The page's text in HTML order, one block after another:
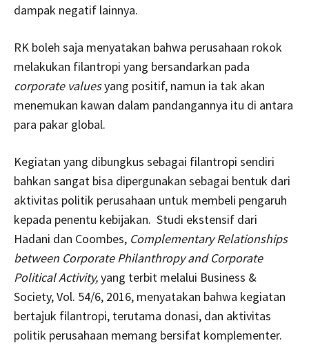
dampak negatif lainnya.
RK boleh saja menyatakan bahwa perusahaan rokok
melakukan filantropi yang bersandarkan pada
corporate valuesyang positif, namun ia tak akan
menemukan kawan dalam pandangannya itu di antara
para pakar global.
Kegiatan yang dibungkus sebagai filantropi sendiri
bahkan sangat bisa dipergunakan sebagai bentuk dari
aktivitas politik perusahaan untuk membeli pengaruh
kepada penentu kebijakan. Studi ekstensif dari
Hadani dan Coombes, Complementary Relationships
between Corporate Philanthropy and Corporate
Political Activity,yang terbit melalui Business &
Society, Vol. 54/6, 2016, menyatakan bahwa kegiatan
bertajuk filantropi, terutama donasi, dan aktivitas
politik perusahaan memang bersifat komplementer.